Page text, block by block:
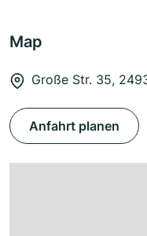
Map
Große Str. 35,
Anfahrt planen